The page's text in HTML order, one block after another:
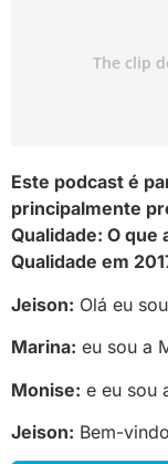
Este podcast é
principalmente
Qualidade: O
Qualidade em
Jeison: Olá eu
Marina: eu sou a
Monise: e eu sou
Jeison: Bem-